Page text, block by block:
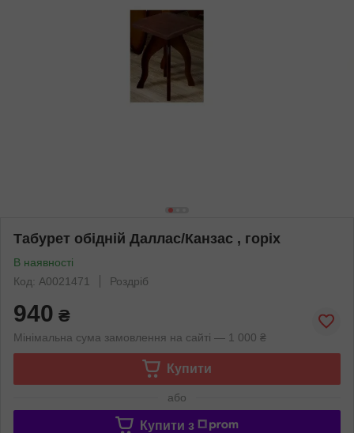
Табурет обідній Даллас/Канзас , горіх
В наявності
Код: А0021471
Роздріб
940 ₴
Мінімальна сума замовлення на сайті — 1 000 ₴
Купити
або
Купити з